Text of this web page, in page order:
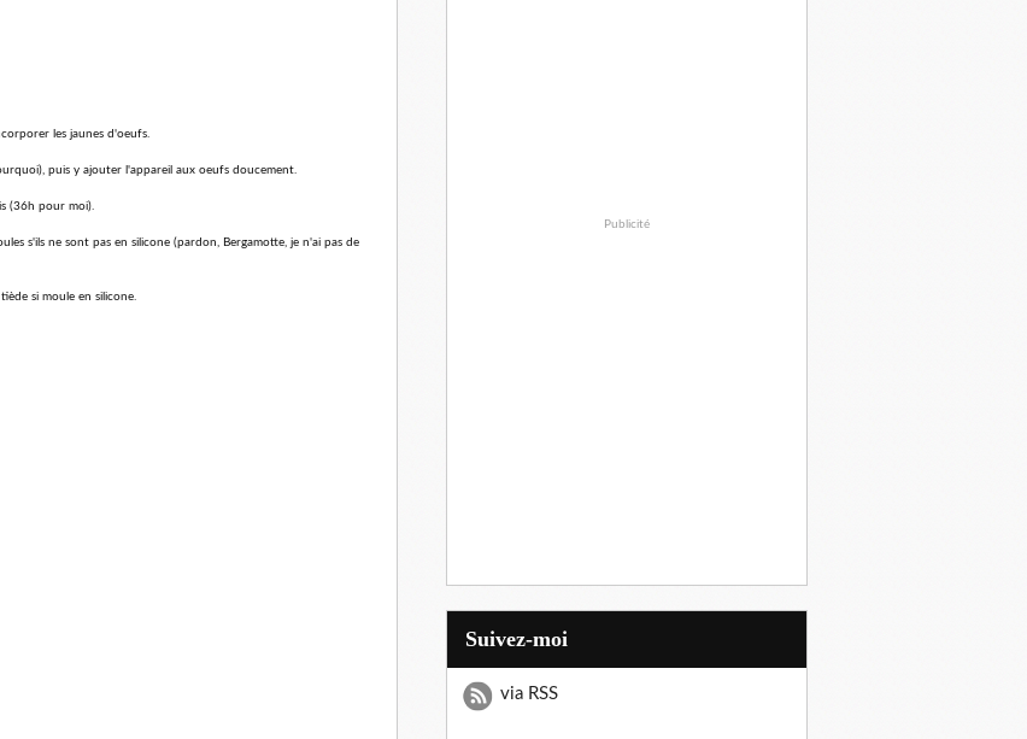
les jaunes d'oeufs.
puis y ajouter l'appareil aux oeufs doucement.
(36h pour moi).
s'ils ne sont pas en silicone (pardon, Bergamotte, je n'ai pas de
si moule en silicone.
Publicité
Suivez-moi
via RSS